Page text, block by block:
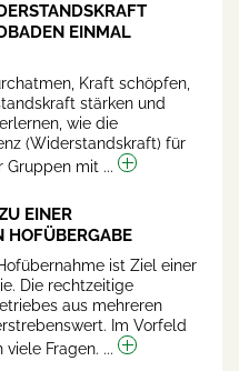
EINMAL
Kraft schöpfen,
stärken und
wie die
(Widerstandskraft) für
mit ...
EINER
HOFÜBERGABE
ist Ziel einer
Die rechtzeitige
aus mehreren
Im Vorfeld
Fragen. ...